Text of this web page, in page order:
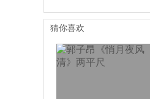
猜你喜欢